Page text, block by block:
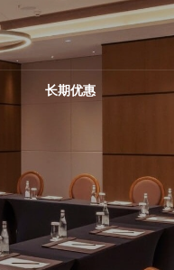
Savitsky Plaza
永恒之城
婚礼和私人庆祝活动
长期优惠
Savitsky Plaza
Wellness Park
Hotel Bactria
永恒之城
访问日程
婚礼和私人庆祝活动
会议大夏